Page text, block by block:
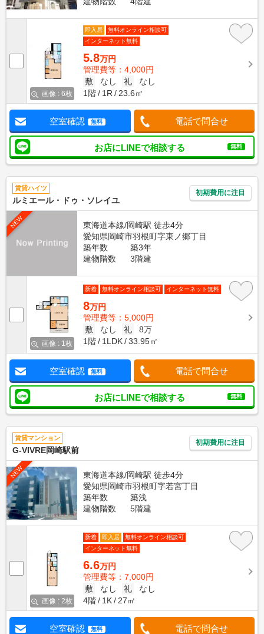
画像 : 6枚
即入居
無料オンライン相談可
インターネット無料
5.8万円
管理費等：4,000円
敷
なし 礼
なし
1階
1R 23.6㎡
空室確認 無料 電話で問合せ
お店にLINEで相談する 無料
賃貸ハイツ
ルミエール・ドゥ・ソレイユ
初期費用に注目
NEW
東海道本線/岡崎駅 徒歩4分
愛知県岡崎市羽根町字東ノ郷丁目
築年数
築3年
建物階数
3階建
画像 : 1枚
新着 無料オンライン相談可 インターネット無料
8万円
管理費等：5,000円
敷
なし 礼
8万
1階
1LDK 33.95㎡
空室確認 無料 電話で問合せ
お店にLINEで相談する 無料
賃貸マンション
G-VIVRE岡崎駅前
初期費用に注目
NEW
東海道本線/岡崎駅 徒歩4分
愛知県岡崎市羽根町字若宮丁目
築年数
築浅
建物階数
5階建
画像 : 2枚
新着 即入居
無料オンライン相談可
インターネット無料
6.6万円
管理費等：7,000円
敷
なし 礼
なし
4階
1K 27㎡
空室確認 無料 電話で問合せ